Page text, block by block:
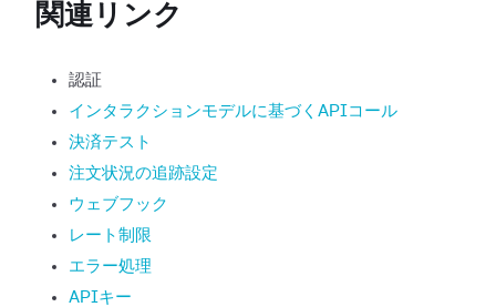
関連リンク
認証
インタラクションモデルに基づくAPIコール
決済テスト
注文状況の追跡設定
ウェブフック
レート制限
エラー処理
APIキー